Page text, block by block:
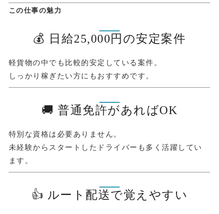
この仕事の魅力
💰 日給25,000円の安定案件
軽貨物の中でも比較的安定している案件。
しっかり稼ぎたい方にもおすすめです。
🚚 普通免許があればOK
特別な資格は必要ありません。
未経験からスタートしたドライバーも多く活躍してい
ます。
👍 ルート配送で覚えやすい